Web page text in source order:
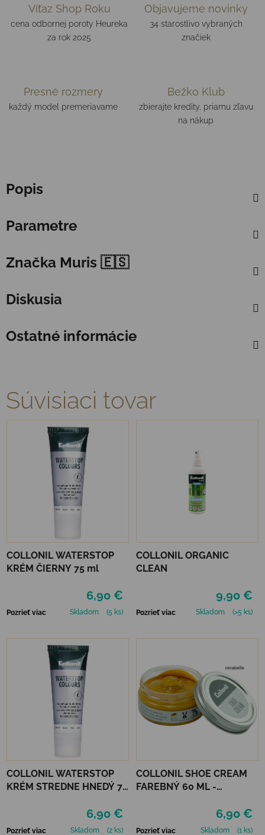
Víťaz Shop Roku
cena odbornej poroty Heureka
za rok 2025
Objavujeme novinky
34 starostlivo vybraných
značiek
Presné rozmery
každý model premeriavame
Bežko Klub
zbierajte kredity, priamu zľavu
na nákup
Popis
Parametre
Značka Muris 🇪🇸
Diskusia
Ostatné informácie
Súvisiaci tovar
COLLONIL WATERSTOP
KRÉM ČIERNY 75 ml
6,90 €
Pozrieť viac Skladom (5 ks)
COLLONIL ORGANIC
CLEAN
9,90 €
Pozrieť viac Skladom (>5 ks)
COLLONIL WATERSTOP
KRÉM STREDNE HNEDÝ 75
6,90 €
Pozrieť viac Skladom (2 ks)
COLLONIL SHOE CREAM
FAREBNÝ 60 ML -
6,90 €
Pozrieť viac Skladom (1 ks)